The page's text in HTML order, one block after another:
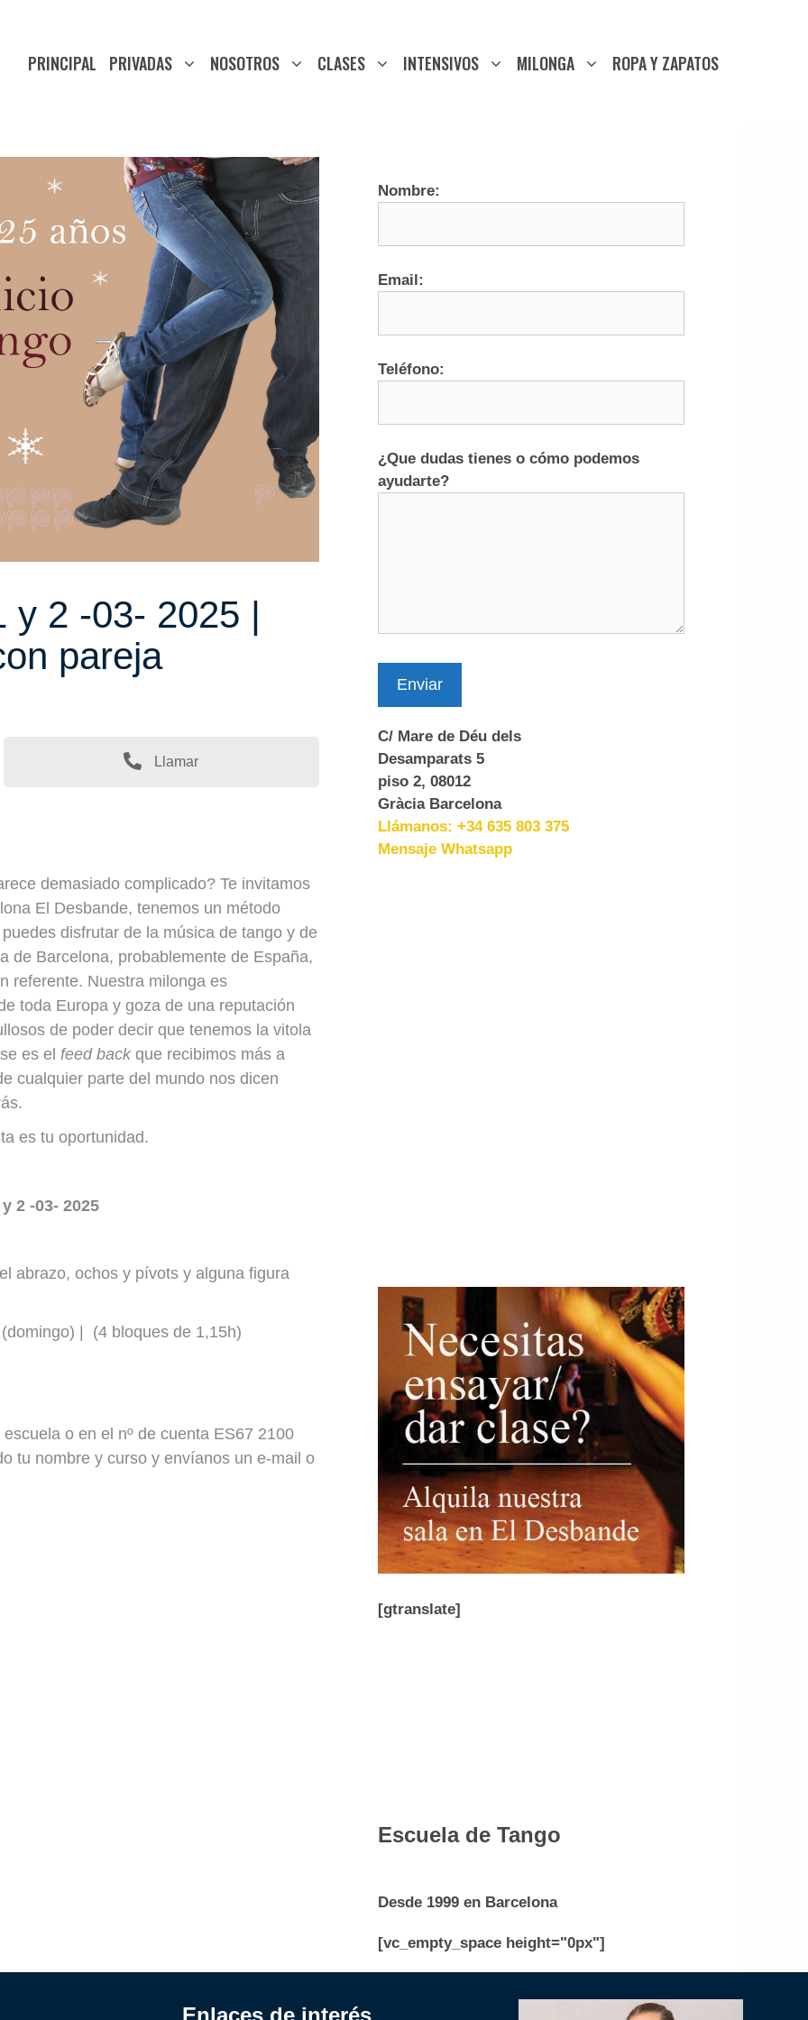
PRINCIPAL PRIVADAS NOSOTROS CLASES INTENSIVOS MILONGA ROPA Y ZAPATOS
y 2 -03- 2025 |
pareja
Llamar
demasiado complicado? Te invitamos
El Desbande, tenemos un método
disfrutar de la música de tango y de
de Barcelona, probablemente de España,
referente. Nuestra milonga es
toda Europa y goza de una reputación
de poder decir que tenemos la vitola
es el feed backque recibimos más a
cualquier parte del mundo nos dicen
es tu oportunidad.
2 -03- 2025
abrazo, ochos y pívots y alguna figura
| (4 bloques de 1,15h)
o en el nº de cuenta ES67 2100
tu nombre y curso y envíanos un e-mail o
Nombre:
Email:
Teléfono:
¿Que dudas tienes o cómo podemos
ayudarte?
Enviar
C/ Mare de Déu dels
Desamparats 5
piso 2, 08012
Gràcia Barcelona
Llámanos: +34 635 803 375
Mensaje Whatsapp
[gtranslate]
Escuela de Tango
Desde 1999 en Barcelona
[vc_empty_space height="0px"]
Enlaces de interés